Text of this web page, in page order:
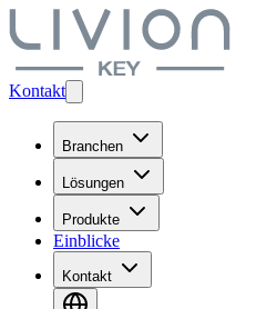
Kontakt
Branchen
Lösungen
Produkte
Einblicke
Kontakt